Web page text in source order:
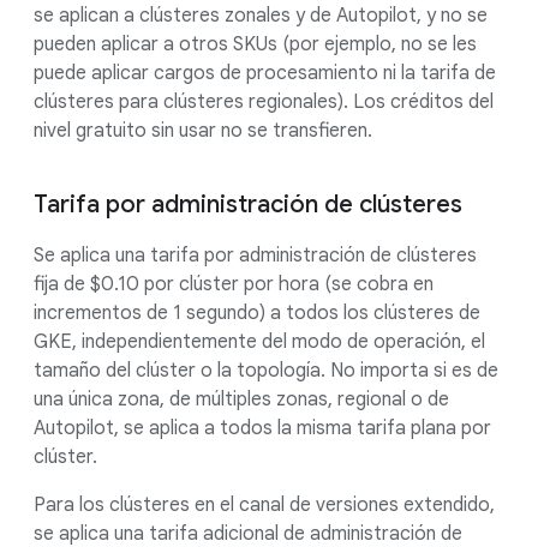
se aplican a clústeres zonales y de Autopilot, y no se
pueden aplicar a otros SKUs (por ejemplo, no se les
puede aplicar cargos de procesamiento ni la tarifa de
clústeres para clústeres regionales). Los créditos del
nivel gratuito sin usar no se transfieren.
Tarifa por administración de clústeres
Se aplica una tarifa por administración de clústeres
fija de $0.10 por clúster por hora (se cobra en
incrementos de 1 segundo) a todos los clústeres de
GKE, independientemente del modo de operación, el
tamaño del clúster o la topología. No importa si es de
una única zona, de múltiples zonas, regional o de
Autopilot, se aplica a todos la misma tarifa plana por
clúster.
Para los clústeres en el canal de versiones extendido,
se aplica una tarifa adicional de administración de